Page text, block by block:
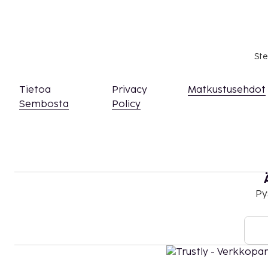
Tietoa
Sembosta
Privacy
Policy
Matkustusehdot